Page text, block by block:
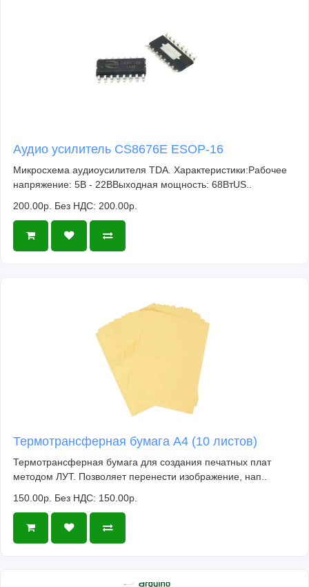
Аудио усилитель CS8676E ESOP-16
Микросхема аудиоусилителя TDA. Характеристики:Рабочее
напряжение: 5В - 22ВВыходная мощность: 68ВтUS..
200.00р. Без НДС: 200.00р.
Термотрансферная бумага А4 (10 листов)
Термотрансферная бумага для создания печатных плат
методом ЛУТ. Позволяет перенести изображение, нап..
150.00р. Без НДС: 150.00р.